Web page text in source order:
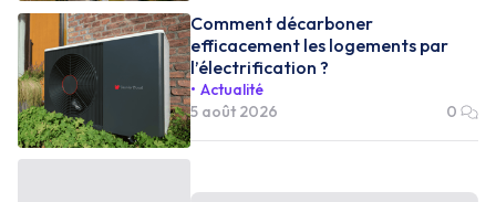
Comment décarboner
efficacement les logements par
l’électrification ?
Actualité
5 août 2026
0